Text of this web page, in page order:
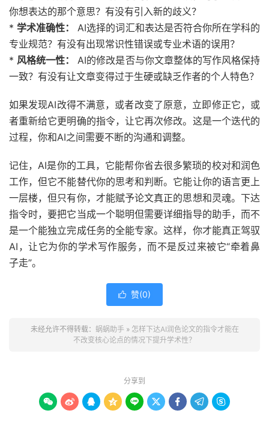
你想表达的那个意思？有没有引入新的歧义？
* 学术准确性：
AI选择的词汇和表达是否符合你所在学科的
专业规范？有没有出现常识性错误或专业术语的误用？
* 风格统一性：
AI的修改是否与你文章整体的写作风格保持
一致？有没有让文章变得过于生硬或缺乏作者的个人特色？
如果发现AI改得不满意，或者改变了原意，立即修正它，或
者重新给它更明确的指令，让它再次修改。这是一个迭代的
过程，你和AI之间需要不断的沟通和调整。
记住，AI是你的工具，它能帮你省去很多繁琐的校对和润色
工作，但它不能替代你的思考和判断。它能让你的语言更上
一层楼，但只有你，才能赋予论文真正的思想和灵魂。下达
指令时，要把它当成一个聪明但需要详细指导的助手，而不
是一个能独立完成任务的全能专家。这样，你才能真正驾驭
AI，让它为你的学术写作服务，而不是反过来被它“牵着鼻
子走”。
 赞(0)
未经允许不得转载： 蜗蜗助手» 怎样下达AI润色论文的指令才能在
不改变核心论点的情况下提升学术性？
分享到
        